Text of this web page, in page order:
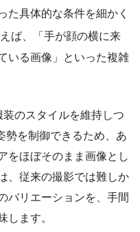
た具体的な条件を細かく
ば、「手が顔の横に来
いる画像」といった複雑
のスタイルを維持しつ
勢を制御できるため、あ
をほぼそのまま画像とし
、従来の撮影では難しか
バリエーションを、手間
します。